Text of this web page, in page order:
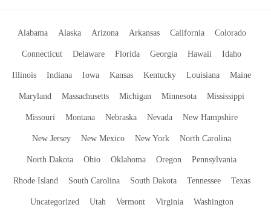
Alabama Alaska Arizona Arkansas California Colorado
Connecticut Delaware Florida Georgia Hawaii Idaho
Illinois Indiana Iowa Kansas Kentucky Louisiana Maine
Maryland Massachusetts Michigan Minnesota Mississippi
Missouri Montana Nebraska Nevada New Hampshire
New Jersey New Mexico New York North Carolina
North Dakota Ohio Oklahoma Oregon Pennsylvania
Rhode Island South Carolina South Dakota Tennessee Texas
Uncategorized Utah Vermont Virginia Washington